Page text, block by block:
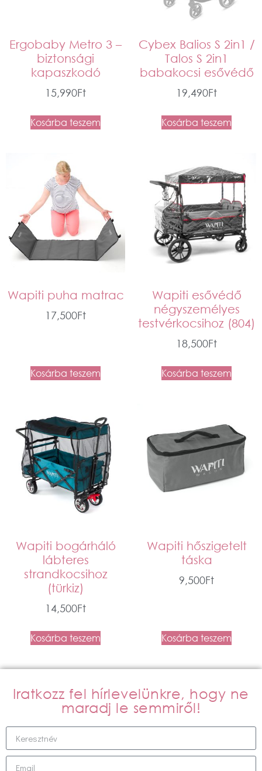
Ergobaby Metro 3 –
biztonsági
kapaszkodó
15,990Ft
Kosárba teszem
Cybex Balios S 2in1 /
Talos S 2in1
babakocsi esővédő
19,490Ft
Kosárba teszem
Wapiti puha matrac
17,500Ft
Kosárba teszem
Wapiti esővédő
négyszemélyes
testvérkocsihoz (804)
18,500Ft
Kosárba teszem
Wapiti bogárháló
lábteres
strandkocsihoz
(türkiz)
14,500Ft
Kosárba teszem
Wapiti hőszigetelt
táska
9,500Ft
Kosárba teszem
Iratkozz fel hírlevelünkre, hogy ne
maradj le semmiről!